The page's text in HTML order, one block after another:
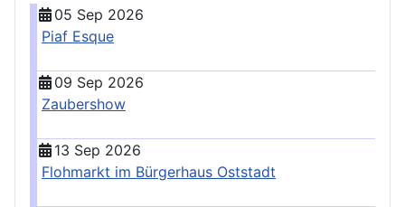
05 Sep 2026
Piaf Esque
09 Sep 2026
Zaubershow
13 Sep 2026
Flohmarkt im Bürgerhaus Oststadt